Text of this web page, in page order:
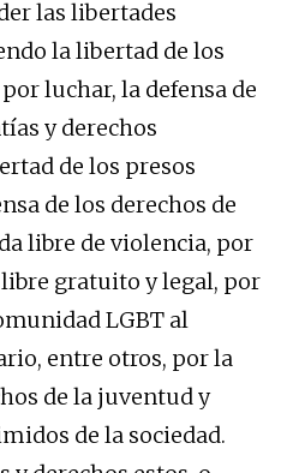
las libertades
la libertad de los
luchar, la defensa de
y derechos
de los presos
de los derechos de
libre de violencia, por
gratuito y legal, por
LGBT al
entre otros, por la
de la juventud y
de la sociedad.